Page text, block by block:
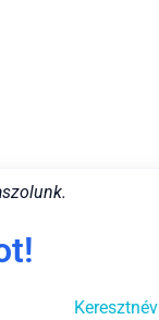
Keresztnév